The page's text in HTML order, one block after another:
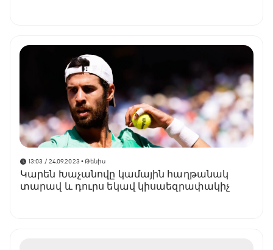
13:03 / 24.09.2023 • Թենիս
Կարեն Խաչանովը կամային հաղթանակ
տարավ և դուրս եկավ կիսաեզրափակիչ